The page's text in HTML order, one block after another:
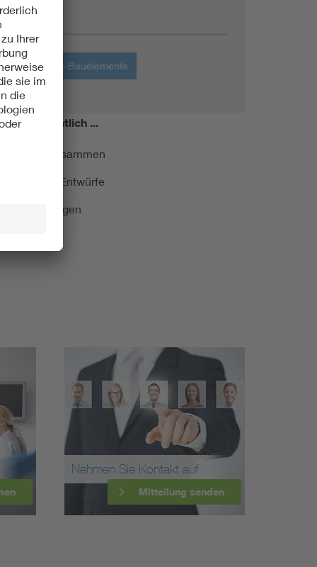
Themen
Elektronik-Bauelemente
Monatlich ...
kurz zusammen
und Entwürfe
Nehmen Sie Kontakt auf
Mitteilung senden